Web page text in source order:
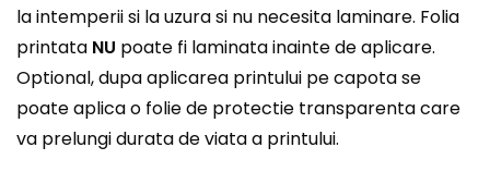
la intemperii si la uzura si nu necesita laminare. Folia
printata NU poate fi laminata inainte de aplicare.
Optional, dupa aplicarea printului pe capota se
poate aplica o folie de protectie transparenta care
va prelungi durata de viata a printului.